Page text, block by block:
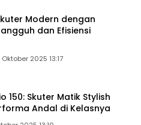
Modern dengan
dan Efisiensi
Oktober 2025 13:17
150: Skuter Matik Stylish
Andal di Kelasnya